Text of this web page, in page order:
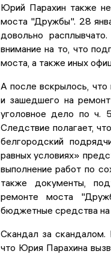
Юрий Парахин также
моста "Дружбы". 28
довольно
внимание на то, что
моста, а также иных
А после вскрылось,
и зашедшего на
уголовное дело по
Следствие полагает,
белгородский
равных условиях»
выполнение работ по
также документы,
ремонте моста
бюджетные средства
Скандал за
что Юрия Парахина